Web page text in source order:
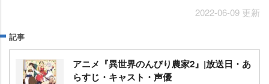
2022-06-09 更新
記事
アニメ『異世界のんびり農家2』|放送日・あ
らすじ・キャスト・声優